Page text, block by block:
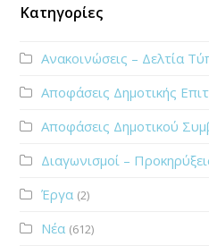
Κατηγορίες
Ανακοινώσεις – Δελτία
Αποφάσεις Δημοτικής
Αποφάσεις Δημοτικού
Διαγωνισμοί –
Έργα (2)
Νέα (612)